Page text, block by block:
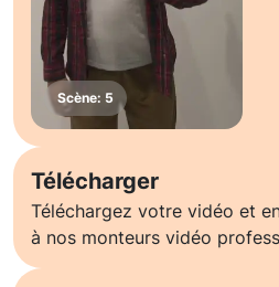
Télécharger
Téléchargez votre vidéo et
à nos monteurs vidéo